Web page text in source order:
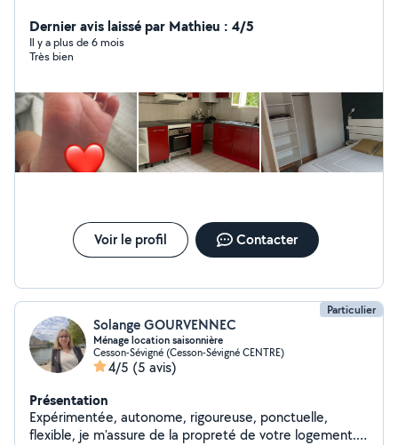
entreprends . Sérieuse Efficace Souriante Et
respectueuse -femme de ménage -aide pour les
courses -Organisation d'un événement -Aide pour
déménagement -Aide informatique
Dernier avis laissé par Mathieu : 4/5
Il y a plus de 6 mois
Très bien
Voir le profil Contacter
Particulier
Solange GOURVENNEC
Ménage location saisonnière
Cesson-Sévigné (Cesson-Sévigné CENTRE)
4/5 (5 avis)
Présentation
Expérimentée, autonome, rigoureuse, ponctuelle,
flexible, je m'assure de la propreté de votre logement.